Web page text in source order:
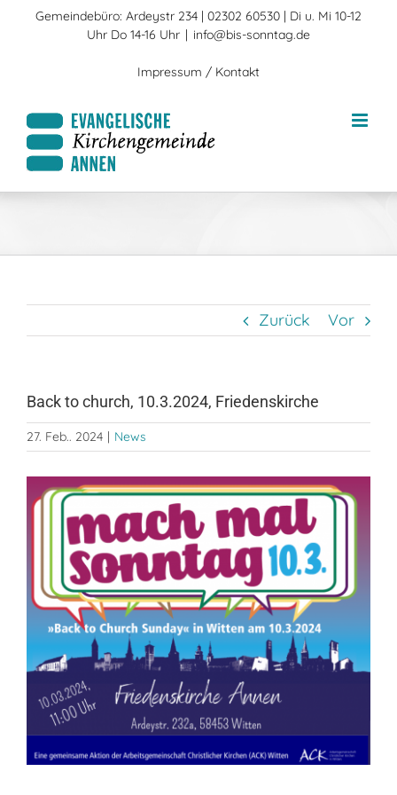
Gemeindebüro: Ardeystr 234 | 02302 60530 | Di u. Mi 10-12
Uhr Do 14-16 Uhr | info@bis-sonntag.de
Impressum / Kontakt
Zurück Vor
Back to church, 10.3.2024, Friedenskirche
27. Feb.. 2024 | News